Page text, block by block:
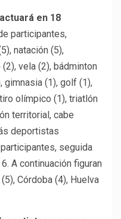
en 18
participantes,
natación (5),
vela (2), bádminton
gimnasia (1), golf (1),
olímpico (1), triatlón
territorial, cabe
deportistas
seguida
A continuación figuran
Córdoba (4), Huelva